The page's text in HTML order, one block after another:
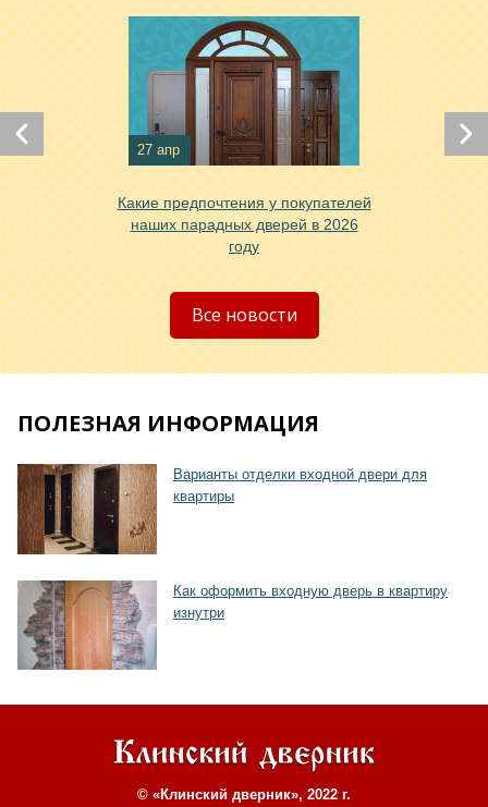
Хочу такую
Хочу такую
Хочу такую
27 апр
Какие предпочтения у покупателей
наших парадных дверей в 2026
году
Все новости
ПОЛЕЗНАЯ ИНФОРМАЦИЯ
Варианты отделки входной двери для
квартиры
Как оформить входную дверь в квартиру
изнутри
© «Клинский дверник», 2022 г.